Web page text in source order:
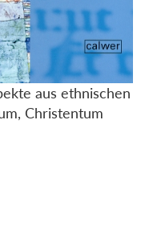
aus ethnischen
Christentum